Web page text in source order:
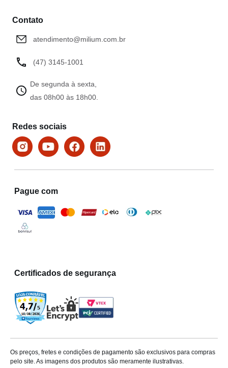
Contato
atendimento@milium.com.br
(47) 3145-1001
De segunda à sexta,
das 08h00 às 18h00.
Redes sociais
Pague com
Certificados de segurança
Os preços, fretes e condições de pagamento são exclusivos para compras
pelo site. As imagens dos produtos são meramente ilustrativas.